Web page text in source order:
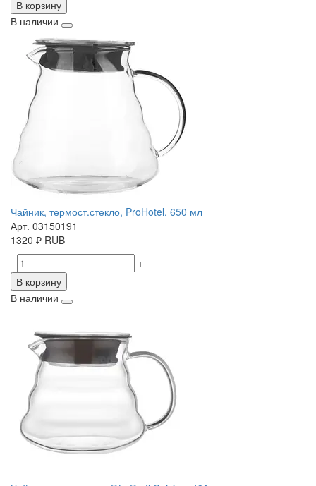
В корзину
В наличии
Чайник, термост.стекло, ProHotel, 650 мл
Арт. 03150191
1320 ₽ RUB
-
+
В корзину
В наличии